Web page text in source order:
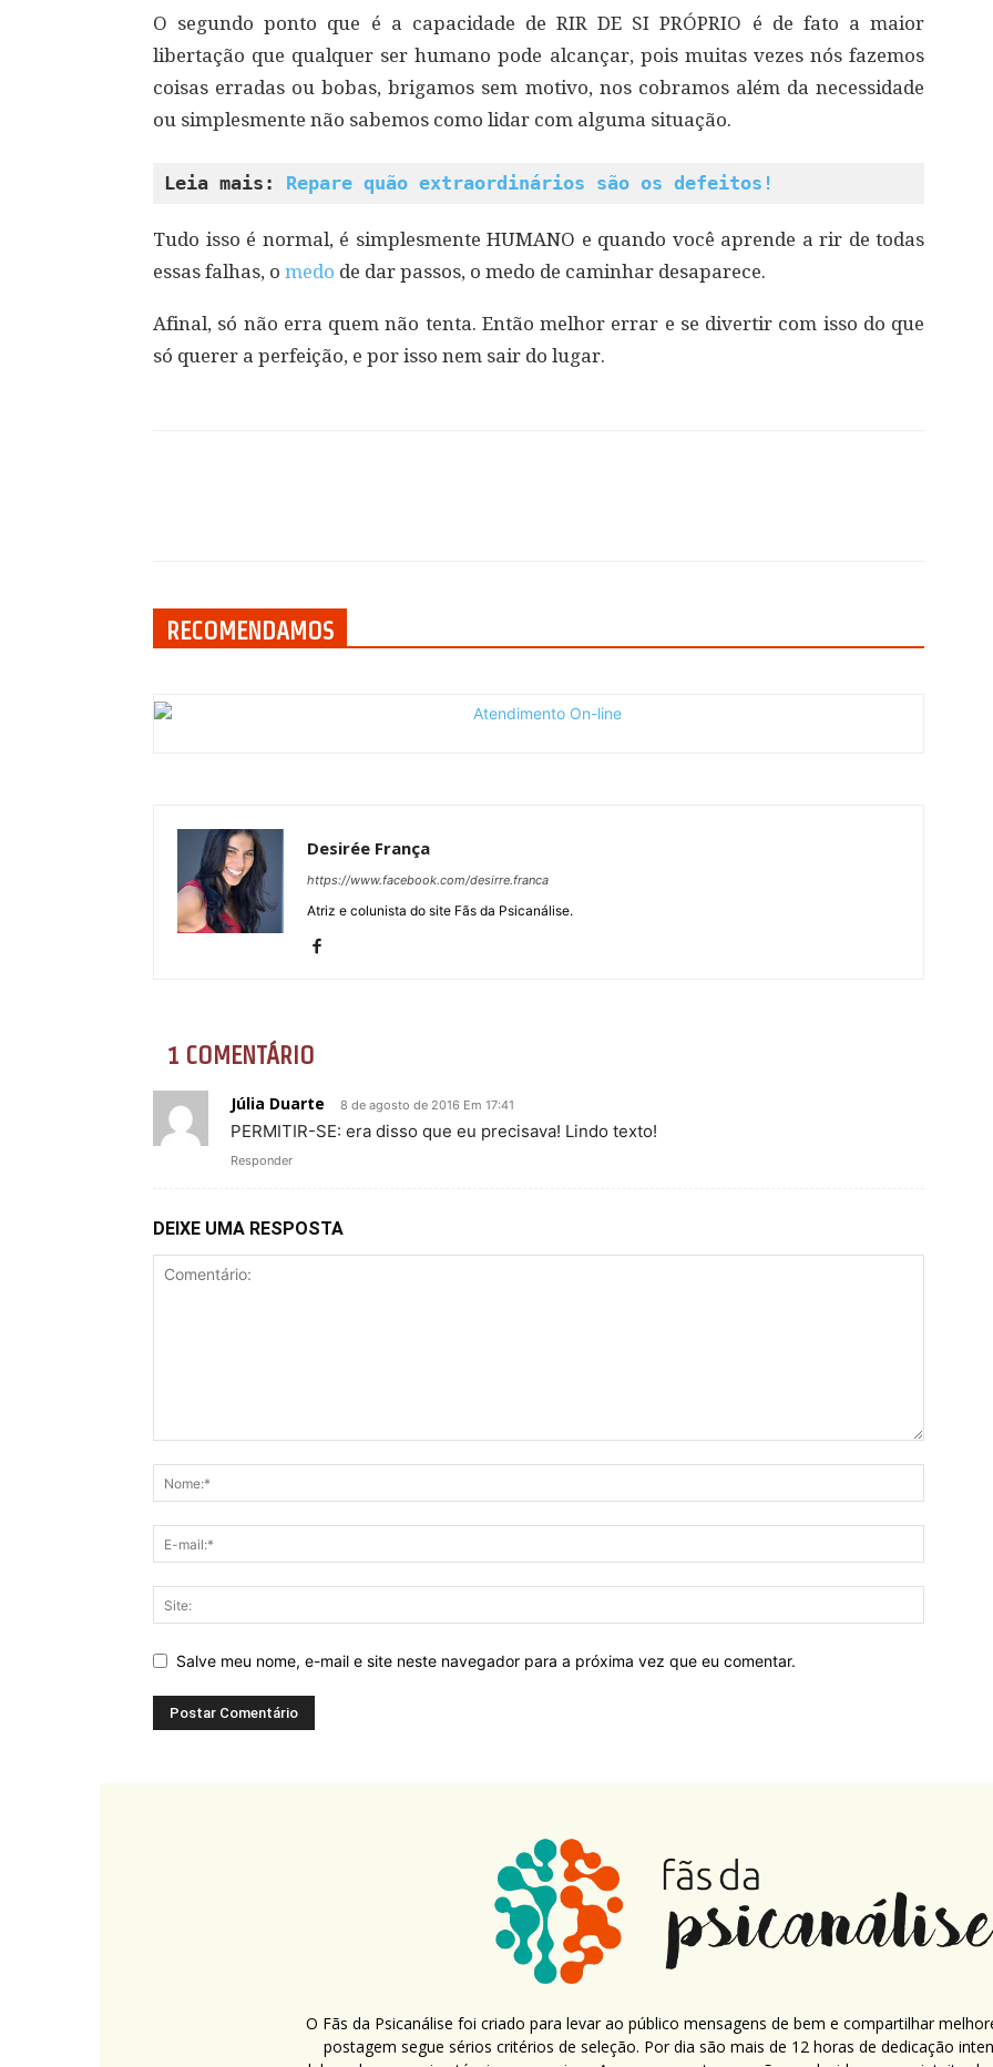
O segundo ponto que é a capacidade de RIR DE SI PRÓPRIO é de fato a maior
libertação que qualquer ser humano pode alcançar, pois muitas vezes nós fazemos
coisas erradas ou bobas, brigamos sem motivo, nos cobramos além da necessidade
ou simplesmente não sabemos como lidar com alguma situação.
Leia mais: Repare quão extraordinários são os defeitos!
Tudo isso é normal, é simplesmente HUMANO e quando você aprende a rir de todas
essas falhas, o medo de dar passos, o medo de caminhar desaparece.
Afinal, só não erra quem não tenta. Então melhor errar e se divertir com isso do que
só querer a perfeição, e por isso nem sair do lugar.
RECOMENDAMOS
Desirée França
https://www.facebook.com/desirre.franca
Atriz e colunista do site Fãs da Psicanálise.
1 COMENTÁRIO
Júlia Duarte 8 de agosto de 2016 Em 17:41
PERMITIR-SE: era disso que eu precisava! Lindo texto!
Responder
DEIXE UMA RESPOSTA
Salve meu nome, e-mail e site neste navegador para a próxima vez que eu comentar.
O Fãs da Psicanálise foi criado para levar ao público mensagens de bem e compartilhar
postagem segue sérios critérios de seleção. Por dia são mais de 12 horas de dedicação